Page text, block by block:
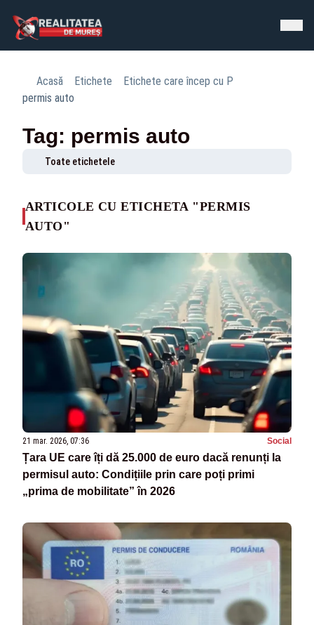
Acasă Etichete
Etichete care încep cu P
permis auto
Tag: permis auto
Toate etichetele
ARTICOLE CU ETICHETA "PERMIS
AUTO"
21 mar. 2026, 07:36 Social
Țara UE care îți dă 25.000 de euro dacă renunți la
permisul auto: Condițiile prin care poți primi
„prima de mobilitate” în 2026